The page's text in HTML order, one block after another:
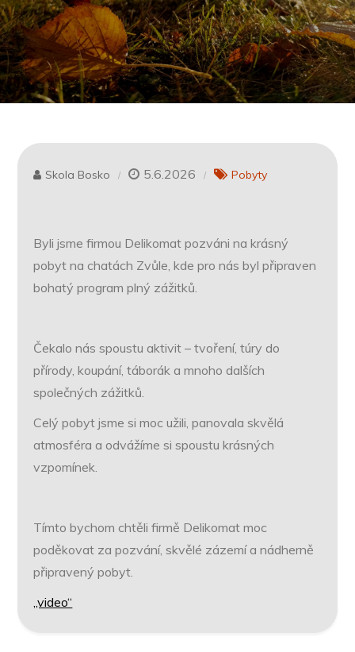
Skola Bosko 5.6.2026 Pobyty
Byli jsme firmou Delikomat pozváni na krásný
pobyt na chatách Zvůle, kde pro nás byl připraven
bohatý program plný zážitků.
Čekalo nás spoustu aktivit – tvoření, túry do
přírody, koupání, táborák a mnoho dalších
společných zážitků.
Celý pobyt jsme si moc užili, panovala skvělá
atmosféra a odvážíme si spoustu krásných
vzpomínek.
Tímto bychom chtěli firmě Delikomat moc
poděkovat za pozvání, skvělé zázemí a nádherně
připravený pobyt.
„video“